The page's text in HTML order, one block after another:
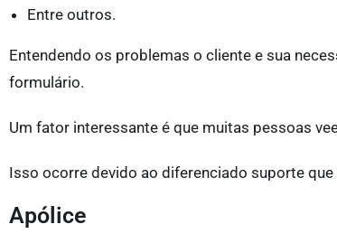
Entre outros.
Entendendo os problemas o cliente e sua
formulário.
Um fator interessante é que muitas pessoas
Isso ocorre devido ao diferenciado suporte que
Apólice